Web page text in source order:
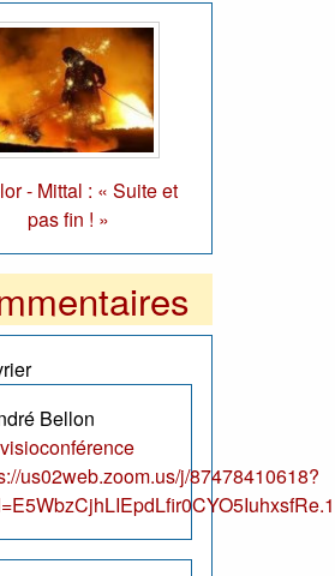
- Mittal : « Suite et
pas fin ! »
Bellon
us02web.zoom.us/j/87478410618?